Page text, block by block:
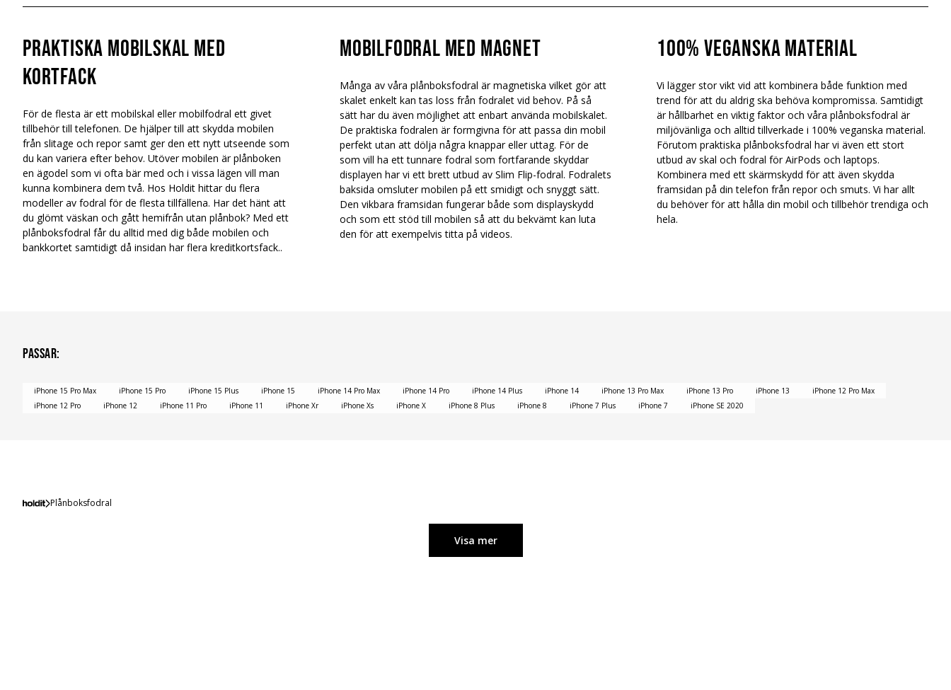
Praktiska mobilskal med
kortfack
För de flesta är ett mobilskal eller mobilfodral ett givet
tillbehör till telefonen. De hjälper till att skydda mobilen
från slitage och repor samt ger den ett nytt utseende som
du kan variera efter behov. Utöver mobilen är plånboken
en ägodel som vi ofta bär med och i vissa lägen vill man
kunna kombinera dem två. Hos Holdit hittar du flera
modeller av fodral för de flesta tillfällena. Har det hänt att
du glömt väskan och gått hemifrån utan plånbok? Med ett
plånboksfodral får du alltid med dig både mobilen och
bankkortet samtidigt då insidan har flera kreditkortsfack..
Mobilfodral med magnet
Många av våra plånboksfodral är magnetiska vilket gör att
skalet enkelt kan tas loss från fodralet vid behov. På så
sätt har du även möjlighet att enbart använda mobilskalet.
De praktiska fodralen är formgivna för att passa din mobil
perfekt utan att dölja några knappar eller uttag. För de
som vill ha ett tunnare fodral som fortfarande skyddar
displayen har vi ett brett utbud av Slim Flip-fodral. Fodralets
baksida omsluter mobilen på ett smidigt och snyggt sätt.
Den vikbara framsidan fungerar både som displayskydd
och som ett stöd till mobilen så att du bekvämt kan luta
den för att exempelvis titta på videos.
100% veganska material
Vi lägger stor vikt vid att kombinera både funktion med
trend för att du aldrig ska behöva kompromissa. Samtidigt
är hållbarhet en viktig faktor och våra plånboksfodral är
miljövänliga och alltid tillverkade i 100% veganska material.
Förutom praktiska plånboksfodral har vi även ett stort
utbud av skal och fodral för AirPods och laptops.
Kombinera med ett skärmskydd för att även skydda
framsidan på din telefon från repor och smuts. Vi har allt
du behöver för att hålla din mobil och tillbehör trendiga och
hela.
Passar:
iPhone 15 Pro Max iPhone 15 Pro iPhone 15 Plus iPhone 15 iPhone 14 Pro Max iPhone 14 Pro iPhone 14 Plus iPhone 14 iPhone 13 Pro Max iPhone 13 Pro iPhone 13
iPhone 12 Pro Max
iPhone 12 Pro
iPhone 12 iPhone 11 Pro iPhone 11 iPhone Xr iPhone Xs iPhone X iPhone 8 Plus iPhone 8 iPhone 7 Plus iPhone 7 iPhone SE 2020
Plånboksfodral
Visa mer